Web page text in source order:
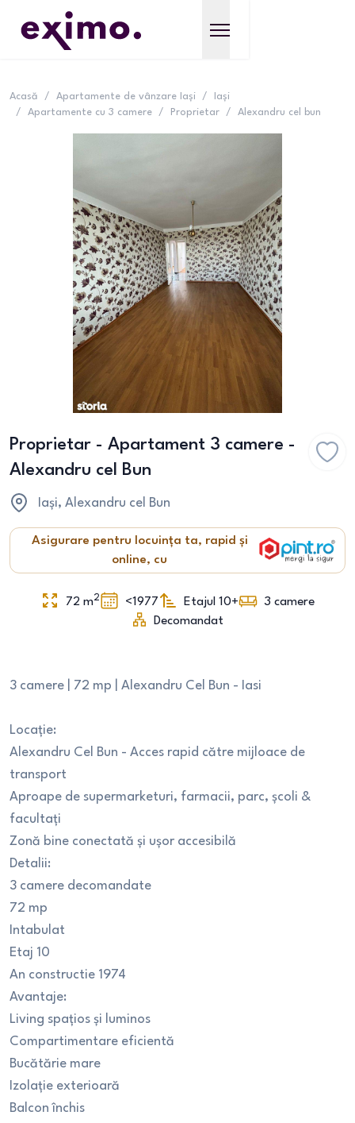
Acasă / Apartamente de vânzare Iași /
Iași
/
Apartamente cu 3 camere / Proprietar / Alexandru cel bun
Proprietar - Apartament 3 camere -
Alexandru cel Bun
Iași, Alexandru cel Bun
Asigurare pentru locuința ta, rapid și
online, cu
72 m2 <1977 Etajul 10+ 3 camere
Decomandat
3 camere | 72 mp | Alexandru Cel Bun - Iasi
Locație:
Alexandru Cel Bun - Acces rapid către mijloace de
transport
Aproape de supermarketuri, farmacii, parc, școli &
facultați
Zonă bine conectată și ușor accesibilă
Detalii:
3 camere decomandate
72 mp
Intabulat
Etaj 10
An constructie 1974
Avantaje:
Living spațios și luminos
Compartimentare eficientă
Bucătărie mare
Izolație exterioară
Balcon închis